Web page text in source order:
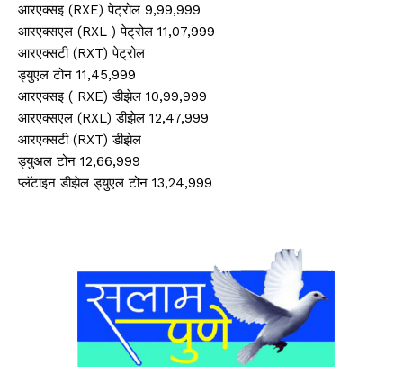
आरएक्सइ (RXE) पेट्रोल 9,99,999
आरएक्सएल (RXL ) पेट्रोल 11,07,999
आरएक्सटी (RXT) पेट्रोल
ड्युएल टोन 11,45,999
आरएक्सइ ( RXE) डीझेल 10,99,999
आरएक्सएल (RXL) डीझेल 12,47,999
आरएक्सटी (RXT) डीझेल
ड्युअल टोन 12,66,999
प्लॅटाइन डीझेल ड्युएल टोन 13,24,999